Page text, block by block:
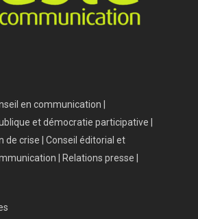
en communication |
et démocratie participative |
de crise | Conseil éditorial et
| Relations presse |